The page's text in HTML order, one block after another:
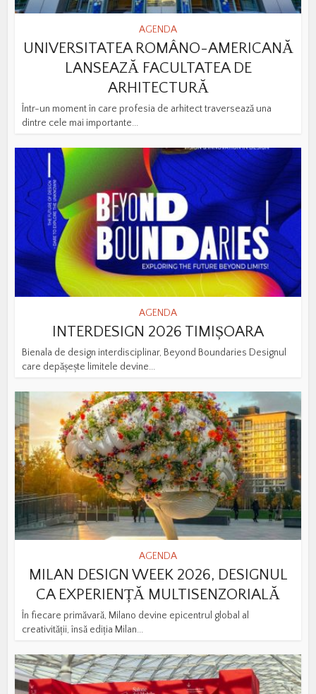
AGENDA
UNIVERSITATEA ROMÂNO-AMERICANĂ
LANSEAZĂ FACULTATEA DE
ARHITECTURĂ
Într-un moment în care profesia de arhitect traversează una
dintre cele mai importante...
AGENDA
INTERDESIGN 2026 TIMIȘOARA
Bienala de design interdisciplinar, Beyond Boundaries Designul
care depășește limitele devine...
AGENDA
MILAN DESIGN WEEK 2026, DESIGNUL
CA EXPERIENȚĂ MULTISENZORIALĂ
În fiecare primăvară, Milano devine epicentrul global al
creativității, însă ediția Milan...